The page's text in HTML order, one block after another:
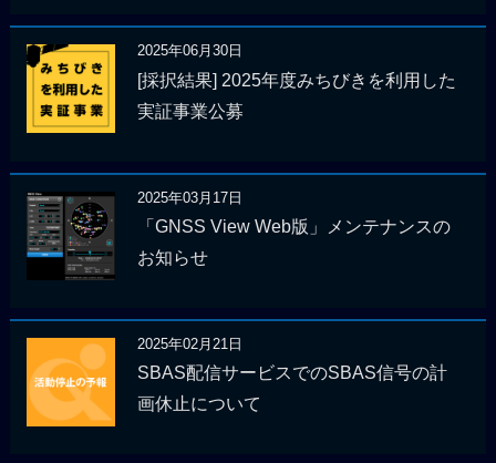
2025年06月30日
[採択結果] 2025年度みちびきを利用した
実証事業公募
2025年03月17日
「GNSS View Web版」メンテナンスの
お知らせ
2025年02月21日
SBAS配信サービスでのSBAS信号の計
画休止について